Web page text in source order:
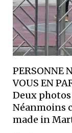
PERSONNE
VOUS EN
Deux
Néanmoins
made in